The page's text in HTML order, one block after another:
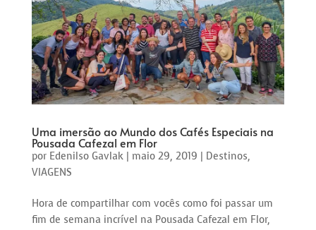
Uma imersão ao Mundo dos Cafés Especiais na
Pousada Cafezal em Flor
por Edenilso Gavlak| maio 29, 2019 | Destinos,
VIAGENS
Hora de compartilhar com vocês como foi passar um
fim de semana incrível na Pousada Cafezal em Flor,